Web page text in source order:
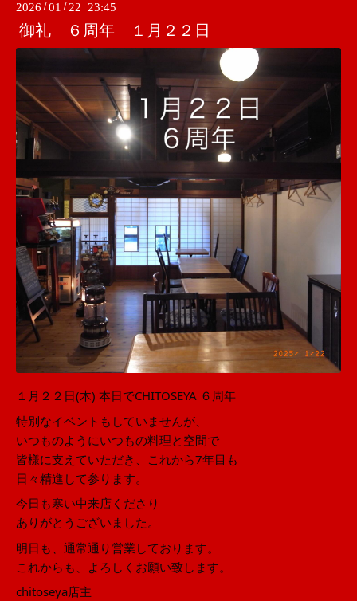
2026 /01 / 22 23:45
御礼 ６周年 １月２２日
１月２２日(木) 本日でCHITOSEYA ６周年
特別なイベントもしていませんが、
いつものようにいつもの料理と空間で
皆様に支えていただき、これから7年目も
日々精進して参ります。
今日も寒い中来店くださり
ありがとうございました。
明日も、通常通り営業しております。
これからも、よろしくお願い致します。
chitoseya店主